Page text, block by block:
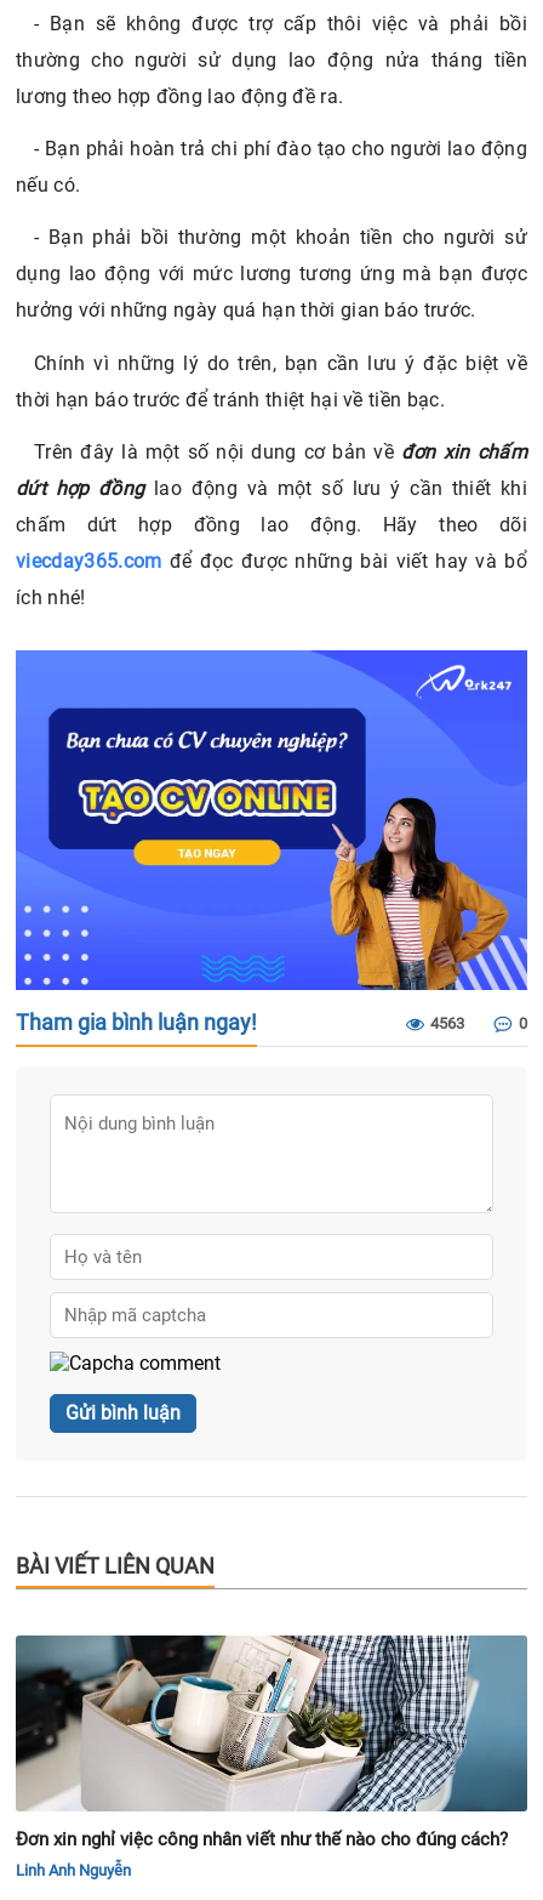
- Bạn sẽ không được trợ cấp thôi việc và phải bồi
thường cho người sử dụng lao động nửa tháng tiền
lương theo hợp đồng lao động đề ra.
- Bạn phải hoàn trả chi phí đào tạo cho người lao động
nếu có.
- Bạn phải bồi thường một khoản tiền cho người sử
dụng lao động với mức lương tương ứng mà bạn được
hưởng với những ngày quá hạn thời gian báo trước.
Chính vì những lý do trên, bạn cần lưu ý đặc biệt về
thời hạn báo trước để tránh thiệt hại về tiền bạc.
Trên đây là một số nội dung cơ bản về đơn xin chấm
dứt hợp đồnglao động và một số lưu ý cần thiết khi
chấm dứt hợp đồng lao động. Hãy theo dõi
viecday365.com để đọc được những bài viết hay và bổ
ích nhé!
Tham gia bình luận ngay! 4563 0
BÀI VIẾT LIÊN QUAN
Đơn xin nghỉ việc công nhân viết như thế nào cho đúng cách?
Linh Anh Nguyễn